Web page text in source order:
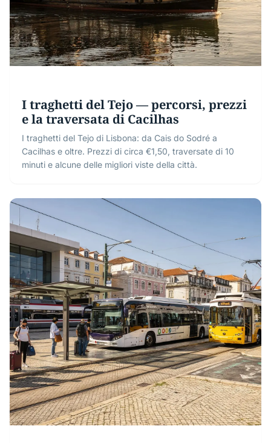
I traghetti del Tejo — percorsi, prezzi
e la traversata di Cacilhas
I traghetti del Tejo di Lisbona: da Cais do Sodré a
Cacilhas e oltre. Prezzi di circa €1,50, traversate di 10
minuti e alcune delle migliori viste della città.